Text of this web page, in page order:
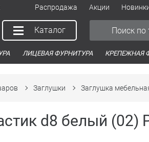
Распродажа Акции
Каталог
ЛИЦЕВАЯ ФУРНИТУРА КРЕПЕЖНАЯ
Заглушки Заглушка
d8 белый (02)